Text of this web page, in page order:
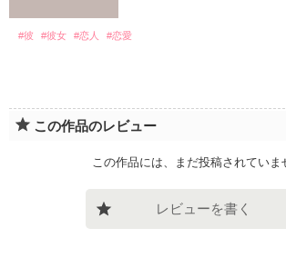
#彼 #彼女 #恋人 #恋愛
この作品のレビュー
この作品には、まだ投稿されていま
レビューを書く